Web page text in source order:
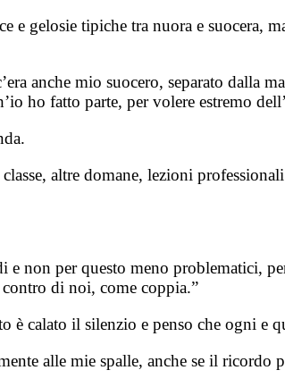
e gelosie tipiche tra nuora e suocera,
anche mio suocero, separato dalla
ho fatto parte, per volere estremo
classe, altre domane, lezioni
e non per questo meno problematici,
di noi, come coppia.”
è calato il silenzio e penso che ogni
alle mie spalle, anche se il ricordo